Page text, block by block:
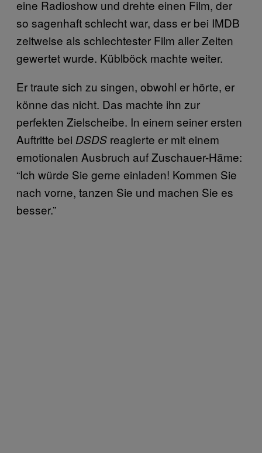
eine Radioshow und drehte einen Film, der
so sagenhaft schlecht war, dass er bei IMDB
zeitweise als schlechtester Film aller Zeiten
gewertet wurde. Küblböck machte weiter.
Er traute sich zu singen, obwohl er hörte, er
könne das nicht. Das machte ihn zur
perfekten Zielscheibe. In einem seiner ersten
Auftritte bei DSDS reagierte er mit einem
emotionalen Ausbruch auf Zuschauer-Häme:
“Ich würde Sie gerne einladen! Kommen Sie
nach vorne, tanzen Sie und machen Sie es
besser.”